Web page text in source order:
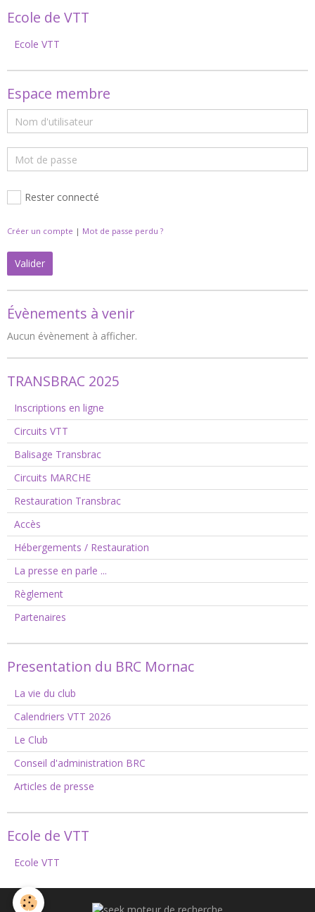
Ecole de VTT
Ecole VTT
Espace membre
Rester connecté
Créer un compte | Mot de passe perdu ?
Valider
Évènements à venir
Aucun évènement à afficher.
TRANSBRAC 2025
Inscriptions en ligne
Circuits VTT
Balisage Transbrac
Circuits MARCHE
Restauration Transbrac
Accès
Hébergements / Restauration
La presse en parle ...
Règlement
Partenaires
Presentation du BRC Mornac
La vie du club
Calendriers VTT 2026
Le Club
Conseil d'administration BRC
Articles de presse
Ecole de VTT
Ecole VTT